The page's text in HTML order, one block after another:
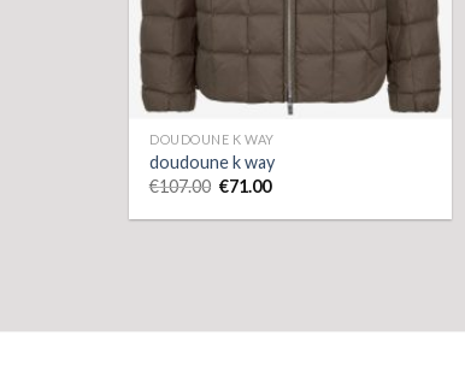
DOUDOUNE K WAY
doudoune k way
€107.00 €71.00